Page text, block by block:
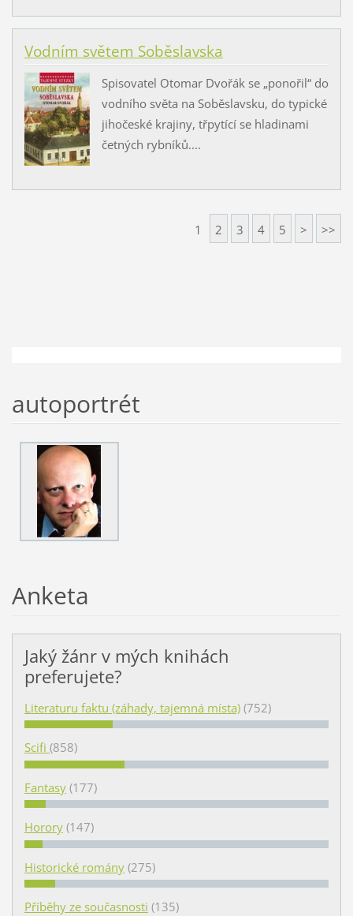
Vodním světem Soběslavska
Spisovatel Otomar Dvořák se „ponořil“ do
vodního světa na Soběslavsku, do typické
jihočeské krajiny, třpytící se hladinami
četných rybníků....
1 2 3 4 5 > >>
autoportrét
Anketa
Jaký žánr v mých knihách
preferujete?
Literaturu faktu (záhady, tajemná místa) (752)
Scifi (858)
Fantasy (177)
Horory (147)
Historické romány (275)
Příběhy ze současnosti (135)